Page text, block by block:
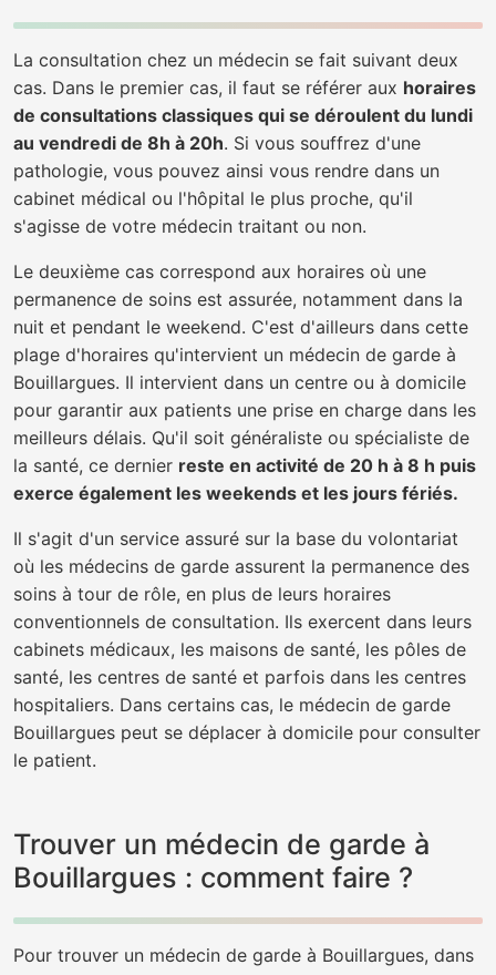
La consultation chez un médecin se fait suivant deux
cas. Dans le premier cas, il faut se référer aux horaires
de consultations classiques qui se déroulent du lundi
au vendredi de 8h à 20h. Si vous souffrez d'une
pathologie, vous pouvez ainsi vous rendre dans un
cabinet médical ou l'hôpital le plus proche, qu'il
s'agisse de votre médecin traitant ou non.
Le deuxième cas correspond aux horaires où une
permanence de soins est assurée, notamment dans la
nuit et pendant le weekend. C'est d'ailleurs dans cette
plage d'horaires qu'intervient un médecin de garde à
Bouillargues. Il intervient dans un centre ou à domicile
pour garantir aux patients une prise en charge dans les
meilleurs délais. Qu'il soit généraliste ou spécialiste de
la santé, ce dernier reste en activité de 20 h à 8 h puis
exerce également les weekends et les jours fériés.
Il s'agit d'un service assuré sur la base du volontariat
où les médecins de garde assurent la permanence des
soins à tour de rôle, en plus de leurs horaires
conventionnels de consultation. Ils exercent dans leurs
cabinets médicaux, les maisons de santé, les pôles de
santé, les centres de santé et parfois dans les centres
hospitaliers. Dans certains cas, le médecin de garde
Bouillargues peut se déplacer à domicile pour consulter
le patient.
Trouver un médecin de garde à
Bouillargues : comment faire ?
Pour trouver un médecin de garde à Bouillargues, dans